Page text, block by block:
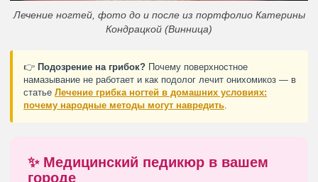
Лечение ногтей, фото до и после из портфолио Катерины
Кондрацкой (Винница)
👉 Подозрение на грибок? Почему поверхностное
намазывание не работает и как подолог лечит онихомикоз — в
статье Лечение грибка ногтей в домашних условиях:
почему народные методы могут навредить.
✨ Медицинский педикюр в вашем
городе